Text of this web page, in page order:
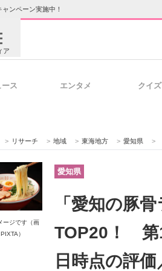
ンペーン実施中！
ア
ビジネスと働き方のヒント
エンジニア向け専門サイト
ース エンタメ クイズ
> リサーチ > 地域 > 東海地方 > 愛知県 >
ージです（画
）
愛知県
「愛知の豚
TOP20！ 第
日時点の評